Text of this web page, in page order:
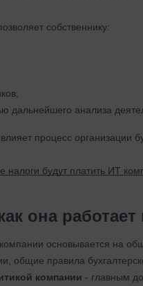
собственнику:
дальнейшего анализа
процесс организации
налоги будут платить ИТ
она
основывается на
общие правила
компании - главным